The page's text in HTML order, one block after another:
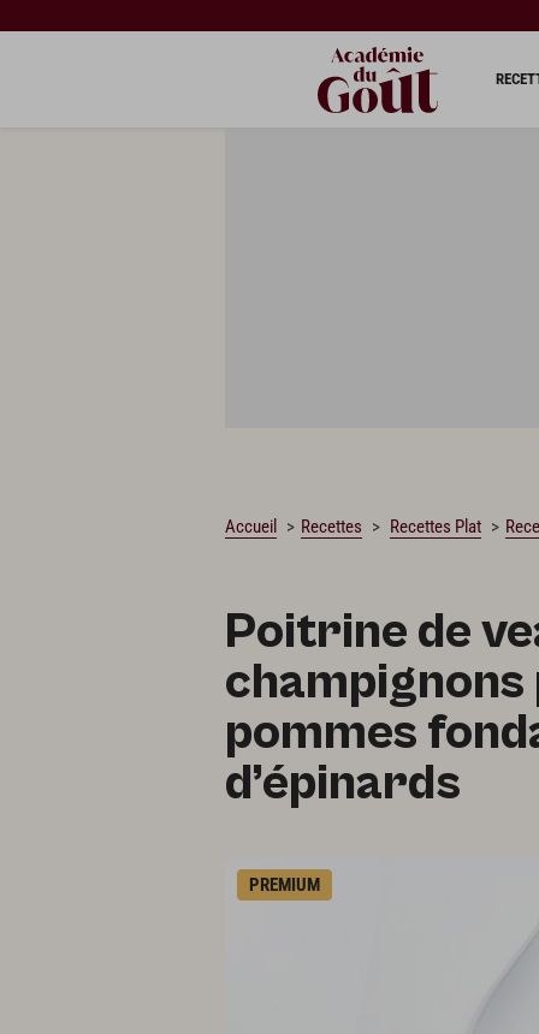
Accueil Recettes Recettes Plat
Poitrine de
champignons
pommes
d’épinards
PREMIUM
CHARGEMENT…